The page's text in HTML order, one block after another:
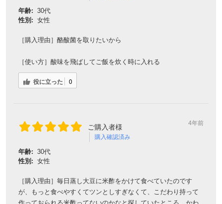
年齢: 30代
性別: 女性
［購入理由］酪酸菌を取りたいから
［使い方］酸味を飛ばしてご飯を炊く時に入れる
役に立った 0
ご購入者様
購入確認済み
4年前
年齢: 30代
性別: 女性
［購入理由］毎日蒸し大豆に米酢をかけて食べていたのです
が、もっと食べやすくてツンとしすぎなくて、こだわり持って